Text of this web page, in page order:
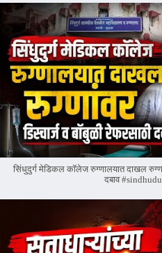
सिंधुदुर्ग मेडिकल कॉलेज रुग्णालयात दाखल
दबाव